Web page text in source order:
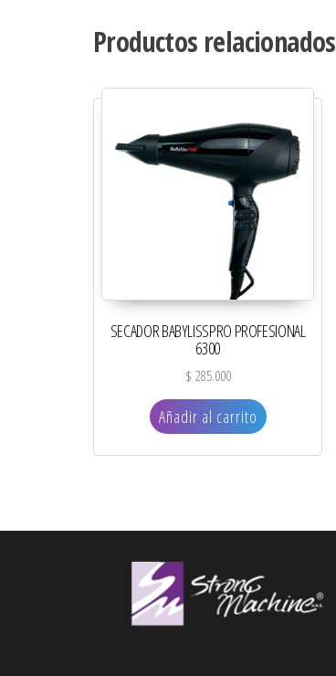
Productos relacionados
SECADOR BABYLISSPRO PROFESIONAL
6300
$ 285.000
Añadir al carrito